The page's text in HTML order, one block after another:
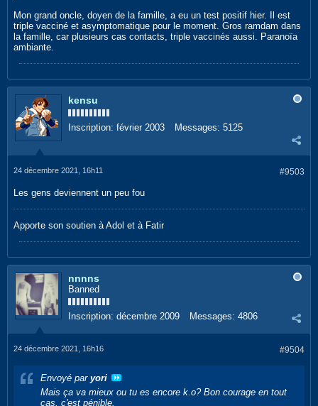
Mon grand oncle, doyen de la famille, a eu un test positif hier. Il est
triple vacciné et asymptomatique pour le moment. Gros ramdam dans
la famille, car plusieurs cas contacts, triple vaccinés aussi. Paranoïa
ambiante.
kensu
Inscription: février 2003 Messages: 5125
#9503
24 décembre 2021, 16h11
Les gens deviennent un peu fou
Apporte son soutien à Adol et à Fatir
nnnns
Banned
Inscription: décembre 2009 Messages: 4806
#9504
24 décembre 2021, 16h16
Envoyé par yori
Mais ça va mieux ou tu es encore k.o? Bon courage en tout
cas, c'est pénible.